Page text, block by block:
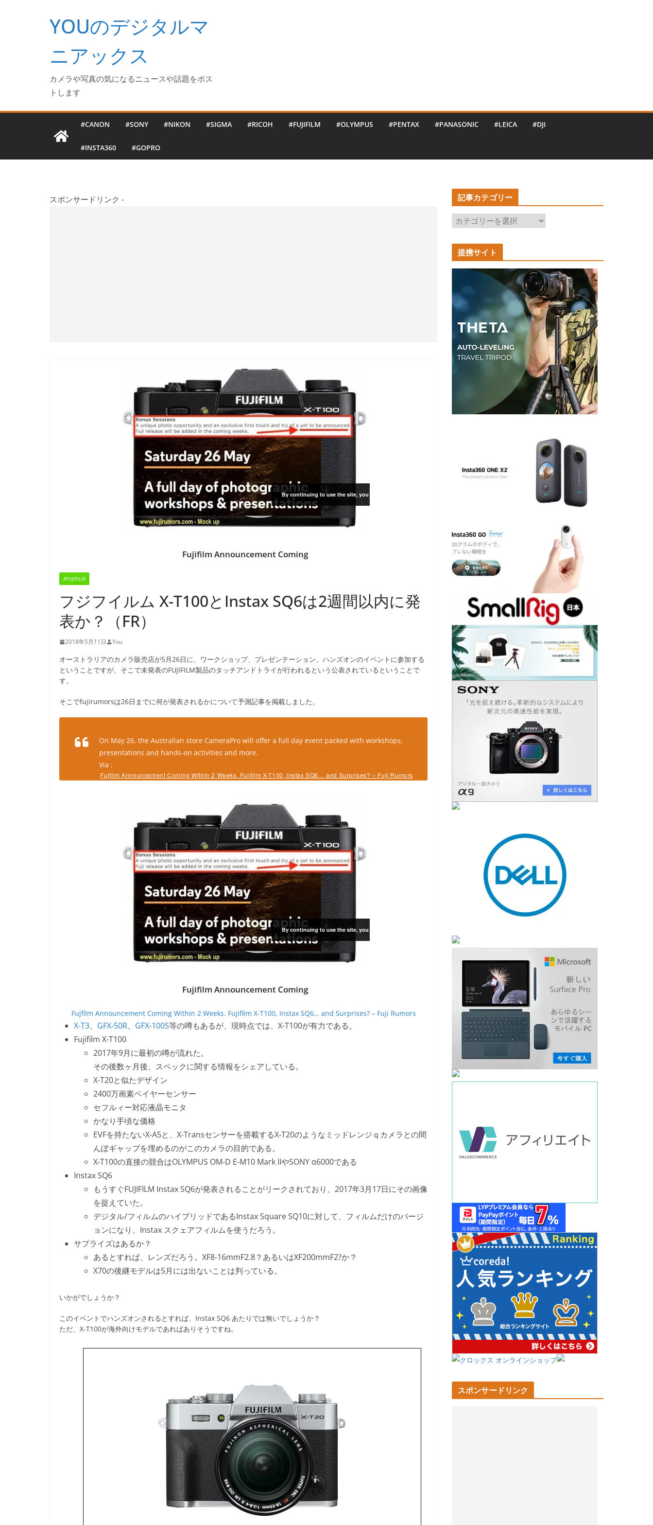
ッ
YOUのデジタルマ
ニアックス
カメラや写真の気になるニュースや話題をポス
トします
#CANON #SONY #NIKON #SIGMA #RICOH #FUJIFILM #OLYMPUS #PENTAX #PANASONIC #LEICA #DJI
#INSTA360 #GOPRO
スポンサードリンク -
#FUJIFILM
フジフイルム X-T100とInstax SQ6は2週間以内に発
表か？（FR）
2018年5月11日 You
オーストラリアのカメラ販売店が5月26日に、ワークショップ、プレゼンテーション、ハンズオンのイベントに参加する
ということですが、そこで未発表のFUJIFILM製品のタッチアンドトライが行われるという公表されているということで
す。
そこでfujirumorsは26日までに何が発表されるかについて予測記事を掲載しました。
On May 26, the Australian store CameraPro will offer a full day event packed with workshops,
presentations and hands-on activities and more.
Via :
Fujfilm Announcement Coming Within 2 Weeks. Fujifilm X-T100, Instax SQ6… and Surprises? – Fuji Rumors
Fujfilm Announcement Coming Within 2 Weeks. Fujifilm X-T100, Instax SQ6… and Surprises? – Fuji Rumors
X-T3、 GFX-50R、 GFX-100S等の噂もあるが、現時点では、X-T100が有力である。
Fujifilm X-T100
2017年9月に最初の噂が流れた。
その後数ヶ月後、スペックに関する情報をシェアしている。
X-T20と似たデザイン
2400万画素ベイヤーセンサー
セフルィー対応液晶モニタ
かなり手頃な価格
EVFを持たないX-A5と、X-Transセンサーを搭載するX-T20のようなミッドレンジｑカメラとの間
んぽギャップを埋めるのがこのカメラの目的である。
X-T100の直接の競合はOLYMPUS OM-D E-M10 Mark IIやSONY α6000である
Instax SQ6
もうすぐFUJIFILM Instax SQ6が発表されることがリークされており、2017年3月17日にその画像
を捉えていた。
デジタル/フィルムのハイブリッドであるInstax Square SQ10に対して、フィルムだけのバージ
ョンになり、Instax スクェアフィルムを使うだろう。
サプライズはあるか？
あるとすれば、レンズだろう。XF8-16mmF2.8？あるいはXF200mmF2?か？
X70の後継モデルは5月には出ないことは判っている。
いかがでしょうか？
このイベントでハンズオンされるとすれば、Instax SQ6 あたりでは無いでしょうか？
ただ、X-T100が海外向けモデルであればありそうですね。
記事カテゴリー
記
事
カ
テ
ゴ
ー
提携サイト
スポンサードリンク